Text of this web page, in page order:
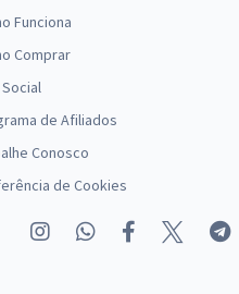
Funciona
Comprar
de Afiliados
Conosco
de Cookies